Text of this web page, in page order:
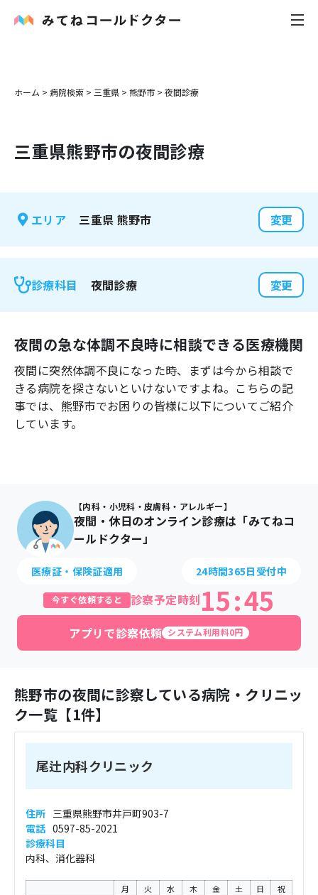
内科
花粉症
感染症
よくあるご質問
ホーム > 病院検索 > 三重県 > 熊野市 > 夜間診療
三重県熊野市の夜間診療
エリア 三重県 熊野市 変更
診療科目 夜間診療 変更
夜間の急な体調不良時に相談できる医療機関
夜間に突然体調不良になった時、まずは今から相談で
きる病院を探さないといけないですよね。こちらの記
事では、 熊野市でお困りの皆様に以下についてご紹介
しています。
【内科・小児科・皮膚科・アレルギー】
夜間・休日のオンライン診療は「みてねコ
ールドクター」
医療証・保険証適用 24時間365日受付中
今すぐ依頼すると 診察予定時刻15:45
アプリで診察依頼 システム利用料0円
熊野市の夜間に診察している病院・クリニッ
ク一覧【1件】
尾辻内科クリニック
住所 三重県熊野市井戸町903-7
電話 0597-85-2021
診療科目
内科、消化器科
月 火 水 木 金 土 日 祝